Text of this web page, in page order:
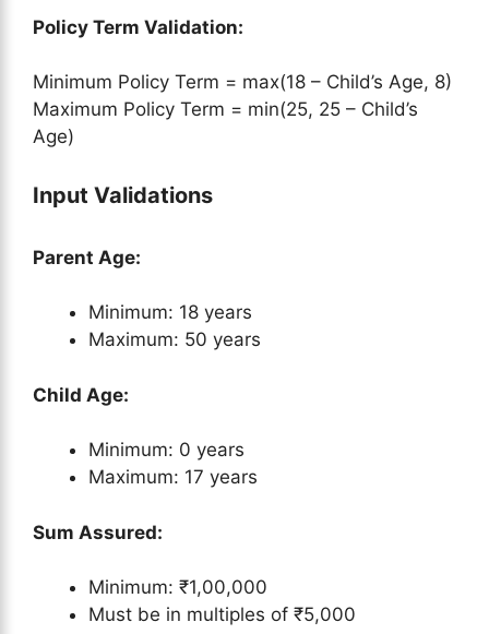
Policy Term Validation:
Minimum Policy Term = max(18 – Child’s Age, 8)
Maximum Policy Term = min(25, 25 – Child’s
Age)
Input Validations
Parent Age:
Minimum: 18 years
Maximum: 50 years
Child Age:
Minimum: 0 years
Maximum: 17 years
Sum Assured:
Minimum: ₹1,00,000
Must be in multiples of ₹5,000